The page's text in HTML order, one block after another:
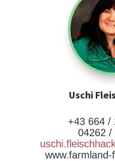
Uschi
+43 664 /
04262 /